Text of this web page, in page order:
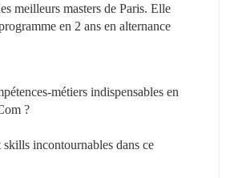
meilleurs masters de Paris. Elle
en 2 ans en alternance
métiers indispensables en
?
skills incontournables dans ce